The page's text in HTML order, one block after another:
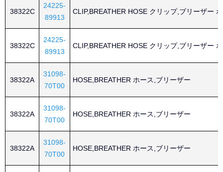
38322C
24225-
89913
CLIP,BREATHER HOSE クリップ,ブリーザー
38322C
24225-
89913
CLIP,BREATHER HOSE クリップ,ブリーザー
38322A
31098-
70T00
HOSE,BREATHER ホース,ブリーザー
38322A
31098-
70T00
HOSE,BREATHER ホース,ブリーザー
38322A
31098-
70T00
HOSE,BREATHER ホース,ブリーザー